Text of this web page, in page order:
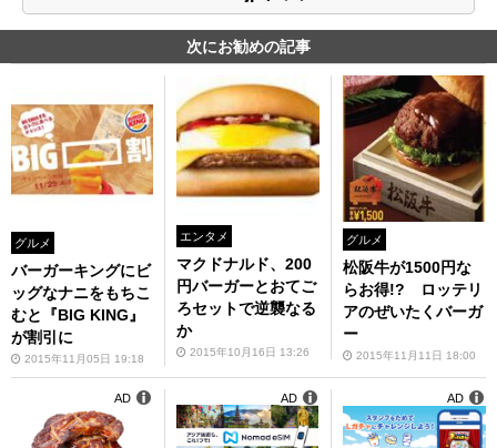
次にお勧めの記事
グルメ
バーガーキングにビ
ッグなナニをもちこ
むと『BIG KING』
が割引に
2015年11月05日 19:18
エンタメ
マクドナルド、200
円バーガーとおてご
ろセットで逆襲なる
か
2015年10月16日 13:26
グルメ
松阪牛が1500円な
らお得!? ロッテリ
アのぜいたくバーガ
ー
2015年11月11日 18:00
AD AD AD